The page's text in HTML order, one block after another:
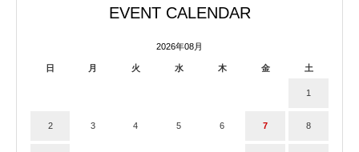
EVENT CALENDAR
2026年08月
日 月 火 水 木 金 土
1
2 3 4 5 6 7 8